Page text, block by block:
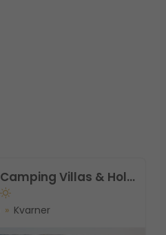
Aminess Camping Villas & Holiday Homes Avalona
Kvarner